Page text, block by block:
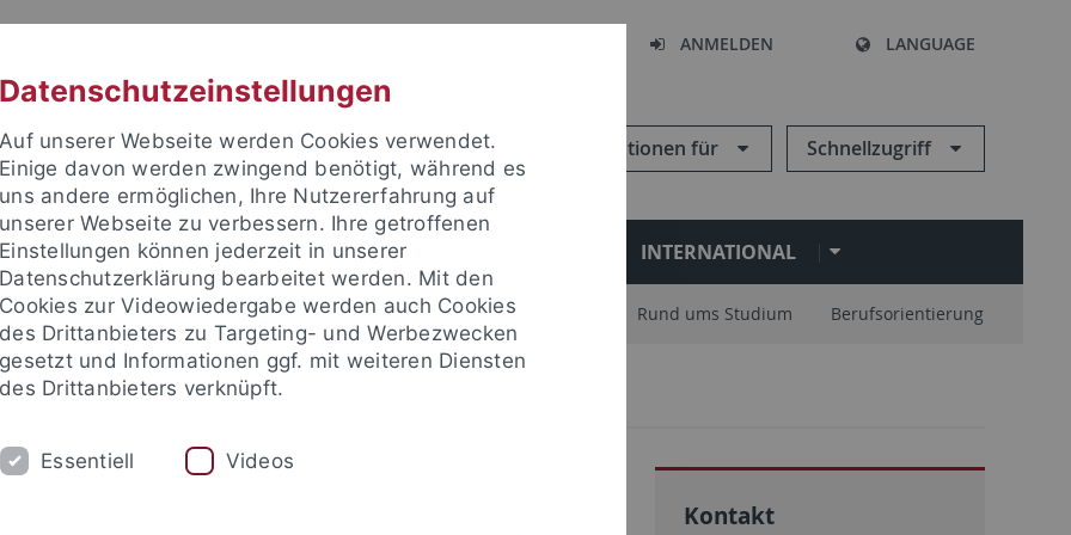
ANMELDEN LANGUAGE
Informationen für Schnellzugriff
FORSCHUNG EINRICHTUNGEN INTERNATIONAL
und Immatrikulation Beratung und Info Studienorganisation Rund ums Studium Berufsorientierung
Immatrikulation Sonderfälle Bewerbung
für beruflich
Kontakt
Datenschutzeinstellungen
Auf unserer Webseite werden Cookies verwendet.
Einige davon werden zwingend benötigt, während es
uns andere ermöglichen, Ihre Nutzererfahrung auf
unserer Webseite zu verbessern. Ihre getroffenen
Einstellungen können jederzeit in unserer
Datenschutzerklärung bearbeitet werden. Mit den
Cookies zur Videowiedergabe werden auch Cookies
des Drittanbieters zu Targeting- und Werbezwecken
gesetzt und Informationen ggf. mit weiteren Diensten
des Drittanbieters verknüpft.
Essentiell Videos